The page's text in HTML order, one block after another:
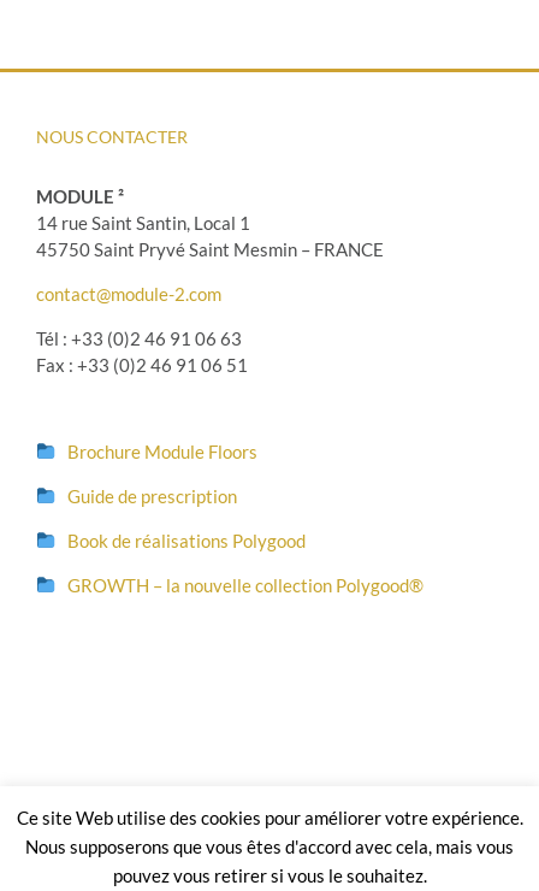
NOUS CONTACTER
MODULE ²
14 rue Saint Santin, Local 1
45750 Saint Pryvé Saint Mesmin – FRANCE
contact@module-2.com
Tél : +33 (0)2 46 91 06 63
Fax : +33 (0)2 46 91 06 51
Brochure Module Floors
Guide de prescription
Book de réalisations Polygood
GROWTH – la nouvelle collection Polygood®
code de la propriété intellectuelle le site, les textes et les photographies sont
une propriété exclusive de Module²
Ce site Web utilise des cookies pour améliorer votre expérience.
Nous supposerons que vous êtes d'accord avec cela, mais vous
pouvez vous retirer si vous le souhaitez.